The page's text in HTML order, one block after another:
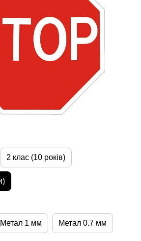
2 клас (10 років)
Метал 1 мм Метал 0.7 мм